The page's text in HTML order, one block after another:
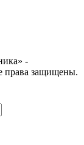
-
права защищены.